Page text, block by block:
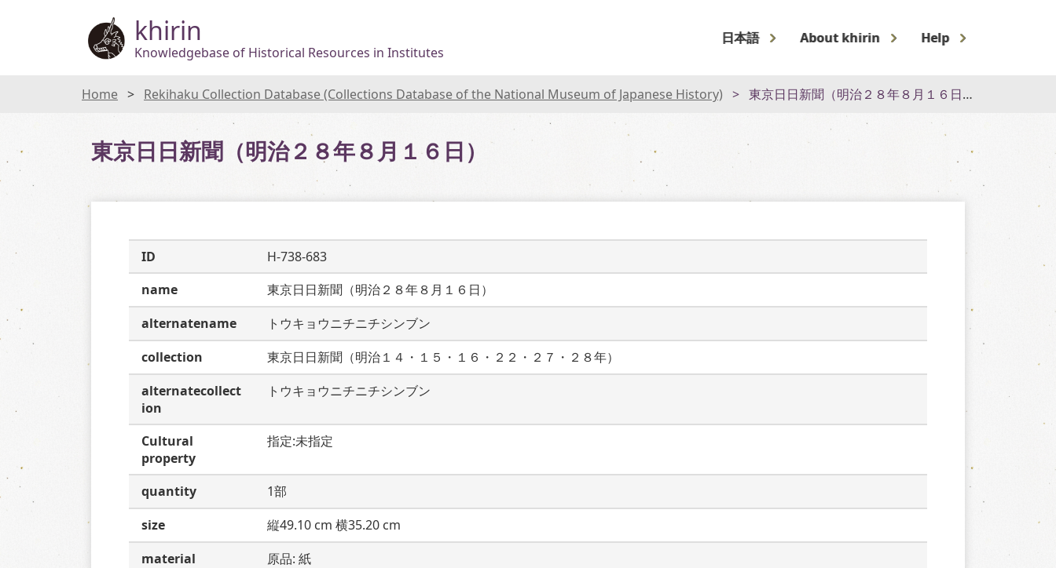
khirin
Knowledgebase of Historical Resources in Institutes
日本語 About khirin Help
Home Rekihaku Collection Database (Collections Database of the National Museum of Japanese History) 東京日日新聞（明治２８年８月１６日）
東京日日新聞（明治２８年８月１６日）
ID
H-738-683
name
東京日日新聞（明治２８年８月１６日）
alternatename
トウキョウニチニチシンブン
collection
東京日日新聞（明治１４・１５・１６・２２・２７・２８年）
alternatecollect
ion
トウキョウニチニチシンブン
Cultural
property
指定:未指定
quantity
1部
size
縦49.10 cm 横35.20 cm
material
原品: 紙